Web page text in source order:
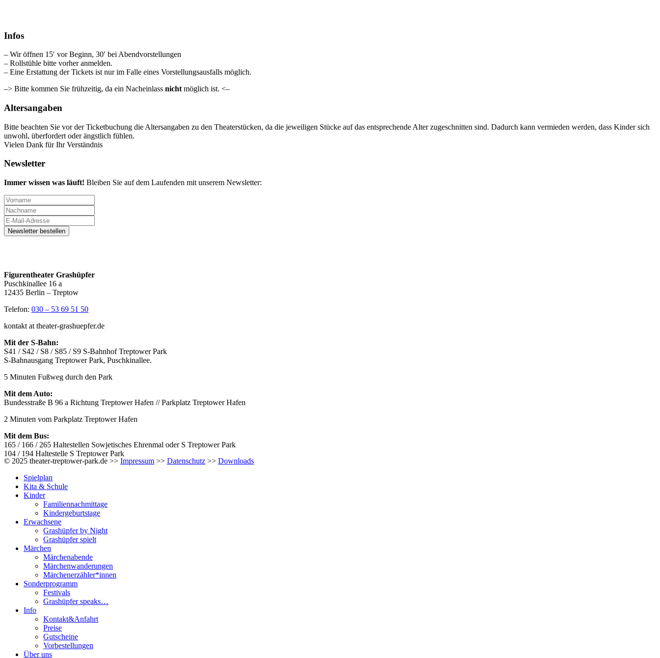
Infos
– Wir öffnen 15′ vor Beginn, 30′ bei Abendvorstellungen
– Rollstühle bitte vorher anmelden.
– Eine Erstattung der Tickets ist nur im Falle eines Vorstellungsausfalls möglich.
–> Bitte kommen Sie frühzeitig, da ein Nacheinlass nicht möglich ist. <–
Altersangaben
Bitte beachten Sie vor der Ticketbuchung die Altersangaben zu den Theaterstücken, da die jeweiligen Stücke auf das entsprechende Alter zugeschnitten sind. Dadurch kann vermieden werden, dass Kinder sich
unwohl, überfordert oder ängstlich fühlen.
Vielen Dank für Ihr Verständnis
Newsletter
Immer wissen was läuft! Bleiben Sie auf dem Laufenden mit unserem Newsletter:
Figurentheater Grashüpfer
Puschkinallee 16 a
12435 Berlin – Treptow
Telefon: 030 – 53 69 51 50
kontakt at theater-grashuepfer.de
Mit der S-Bahn:
S41 / S42 / S8 / S85 / S9 S-Bahnhof Treptower Park
S-Bahnausgang Treptower Park, Puschkinallee.
5 Minuten Fußweg durch den Park
Mit dem Auto:
Bundesstraße B 96 a Richtung Treptower Hafen // Parkplatz Treptower Hafen
2 Minuten vom Parkplatz Treptower Hafen
Mit dem Bus:
165 / 166 / 265 Haltestellen Sowjetisches Ehrenmal oder S Treptower Park
104 / 194 Haltestelle S Treptower Park
© 2025 theater-treptower-park.de >> Impressum >> Datenschutz >> Downloads
Spielplan
Kita & Schule
Kinder
Familiennachmittage
Kindergeburtstage
Erwachsene
Grashüpfer by Night
Grashüpfer spielt
Märchen
Märchenabende
Märchenwanderungen
Märchenerzähler*innen
Sonderprogramm
Festivals
Grashüpfer speaks…
Info
Kontakt&Anfahrt
Preise
Gutscheine
Vorbestellungen
Über uns